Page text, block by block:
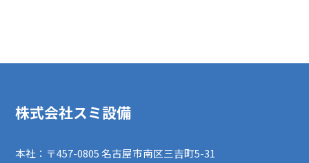
株式会社スミ設備
本社：〒457-0805 名古屋市南区三吉町5-31